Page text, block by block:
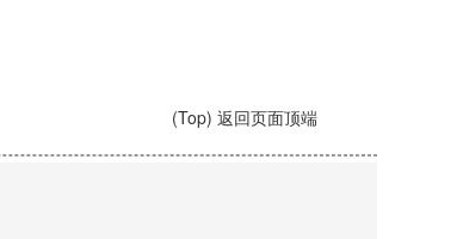
(Top) 返回页面顶端